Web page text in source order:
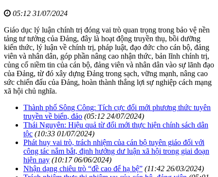
05:12 31/07/2024
Giáo dục lý luận chính trị đóng vai trò quan trọng trong bảo vệ nền
tảng tư tưởng của Đảng, đây là hoạt động truyền thụ, bồi dưỡng
kiến thức, lý luận về chính trị, pháp luật, đạo đức cho cán bộ, đảng
viên và nhân dân, góp phần nâng cao nhận thức, bản lĩnh chính trị,
củng cố niềm tin của cán bộ, đảng viên và nhân dân vào sự lãnh đạo
của Đảng, từ đó xây dựng Đảng trong sạch, vững mạnh, nâng cao
sức chiến đấu của Đảng, hoàn thành thắng lợi sự nghiệp cách mạng
xã hội chủ nghĩa.
Thành phố Sông Công: Tích cực đổi mới phương thức tuyên
truyền về biển, đảo (05:12 24/07/2024)
Thái Nguyên: Hiệu quả từ đổi mới thực hiện chính sách dân
tộc (10:33 01/07/2024)
Phát huy vai trò, trách nhiệm của cán bộ tuyên giáo đối với
công tác nắm bắt, định hướng dư luận xã hội trong giai đoạn
hiện nay (10:17 06/06/2024)
Nhận dạng chiêu trò “đề cao để hạ bệ” (11:42 26/03/2024)